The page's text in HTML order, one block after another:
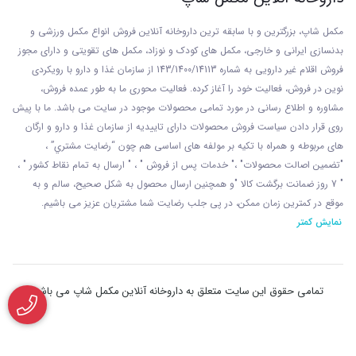
خود را قادر است تولید کند. ورزشکارانی که علاقه مند
به افزایش رشد عضلات خود هستند باید سطح HMB
بدن خود را افزایش دهند. نتايج مطالعات نشان می‌
دهد که مکمل اچ ام بی به روش‌ های مختلف درون
مشغول به انجام تمرینات سنگین می‌ شود، با بالا رفتن
مکمل شاپ، بزرگترین و با سابقه ترین داروخانه آنلاین فروش انواع مکمل ورزشی و
بدنسازی ایرانی و خارجی، مکمل های کودک و نوزاد، مکمل های تقویتی و دارای مجوز
فروش اقلام غیر دارویی به شماره 143/1400/14113 از
سازمان غذا و دارو با رويکردی
نوين در فروش، فعاليت خود را آغاز کرده. فعاليت محوری ما به طور عمده فروش،
مشاوره و اطلاع رسانی در مورد تمامی محصولات موجود در سایت می باشد. ما با پيش
روی قرار دادن سياست فروش محصولات دارای تاييديه از سازمان غذا و دارو و ارگان
های مربوطه و همراه با تکيه بر مولفه های اساسی هم چون “رضايت مشتري” ،
"تضمين اصالت محصولات" ،" خدمات پس از فروش " ، " ارسال به تمام نقاط کشور " ،
" 7 روز ضمانت برگشت کالا "و همچنين ارسال محصول به شکل صحيح، سالم و به
موقع در کمترين زمان ممکن، در پی جلب رضايت شما مشتريان عزیز می باشيم.
نمایش کمتر
تمامی حقوق این سایت متعلق به داروخانه آنلاین مکمل شاپ می باشد